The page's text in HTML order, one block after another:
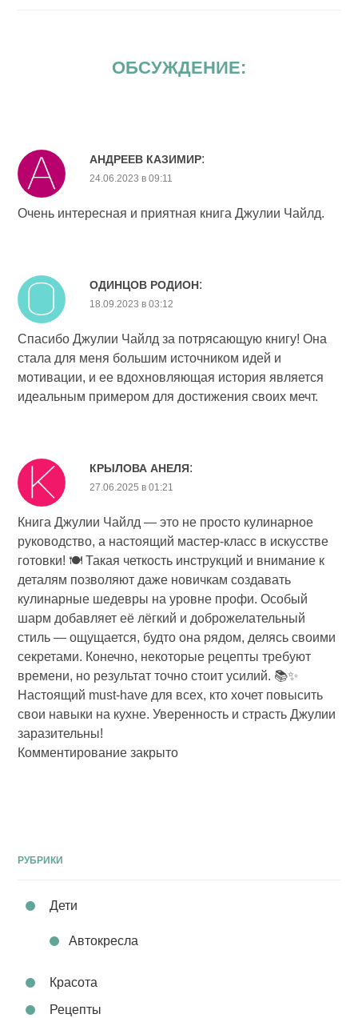
ОБСУЖДЕНИЕ:
АНДРЕЕВ КАЗИМИР:
24.06.2023 в 09:11
Очень интересная и приятная книга Джулии Чайлд.
ОДИНЦОВ РОДИОН:
18.09.2023 в 03:12
Спасибо Джулии Чайлд за потрясающую книгу! Она
стала для меня большим источником идей и
мотивации, и ее вдохновляющая история является
идеальным примером для достижения своих мечт.
КРЫЛОВА АНЕЛЯ:
27.06.2025 в 01:21
Книга Джулии Чайлд — это не просто кулинарное
руководство, а настоящий мастер-класс в искусстве
готовки! 🍽️ Такая четкость инструкций и внимание к
деталям позволяют даже новичкам создавать
кулинарные шедевры на уровне профи. Особый
шарм добавляет её лёгкий и доброжелательный
стиль — ощущается, будто она рядом, делясь своими
секретами. Конечно, некоторые рецепты требуют
времени, но результат точно стоит усилий. 📚✨
Настоящий must-have для всех, кто хочет повысить
свои навыки на кухне. Уверенность и страсть Джулии
заразительны!
Комментирование закрыто
РУБРИКИ
Дети
Автокресла
Красота
Рецепты